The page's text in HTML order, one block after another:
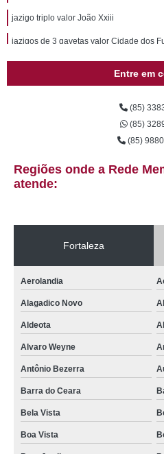
jazigo triplo valor João Xxiii
jazigos de 3 gavetas valor Cidade dos
jazigos de 3 gavetas preço Vila Ellery
jazigos 4 gavetas valor Maranguape
valor de jazigos 5 gavetas Cambeba
jazigo família Pici
preço de jazigos perpétuos José Walter
valor de jazigo triplo Curio
preço de jazigo 4 gavetas Lagoa
jazigo triplo Praia d Iracema
jazigo família preço Parquelandia
valor de jazigos da família Parreão
jazigos da família preço Chorozinho
preço de jazigos 4 gavetas Parque
jazigo 5 gavetas preço Dom Lustosa
Entre em
(85)
(85)
(85)
Regiões onde a Rede
atende:
Fortaleza
Aerolandia
Alagadico Novo
Aldeota
Alvaro Weyne
Antônio Bezerra
Barra do Ceara
Bela Vista
Boa Vista